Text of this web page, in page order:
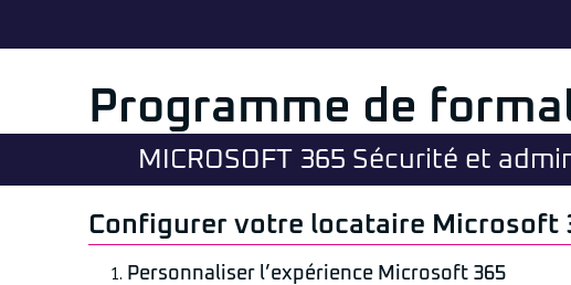
Programme de
MICROSOFT 365 Sécurité et
Configurer votre locataire Microsoft
Personnaliser l’expérience Microsoft 365